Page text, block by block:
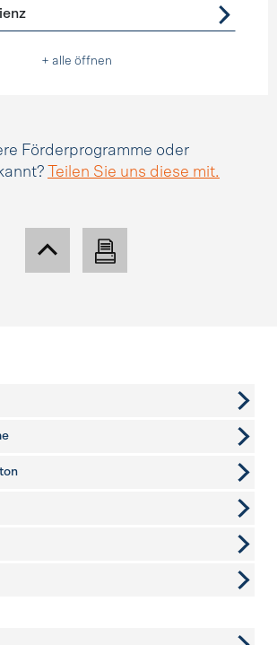
+ alle öffnen
Förderprogramme oder
Teilen Sie uns diese mit.